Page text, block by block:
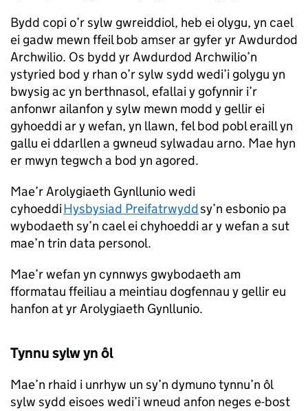
Bydd copi o’r sylw gwreiddiol, heb ei olygu, yn cael
ei gadw mewn ffeil bob amser ar gyfer yr Awdurdod
Archwilio. Os bydd yr Awdurdod Archwilio’n
ystyried bod y rhan o’r sylw sydd wedi’i golygu yn
bwysig ac yn berthnasol, efallai y gofynnir i’r
anfonwr ailanfon y sylw mewn modd y gellir ei
gyhoeddi ar y wefan, yn llawn, fel bod pobl eraill yn
gallu ei ddarllen a gwneud sylwadau arno. Mae hyn
er mwyn tegwch a bod yn agored.
Mae’r Arolygiaeth Gynllunio wedi
cyhoeddiHysbysiad Preifatrwyddsy’n esbonio pa
wybodaeth sy’n cael ei chyhoeddi ar y wefan a sut
mae’n trin data personol.
Mae’r wefan yn cynnwys gwybodaeth am
fformatau ffeiliau a meintiau dogfennau y gellir eu
hanfon at yr Arolygiaeth Gynllunio.
Tynnu sylw yn ôl
Mae’n rhaid i unrhyw un sy’n dymuno tynnu’n ôl
sylw sydd eisoes wedi’i wneud anfon neges e-bost